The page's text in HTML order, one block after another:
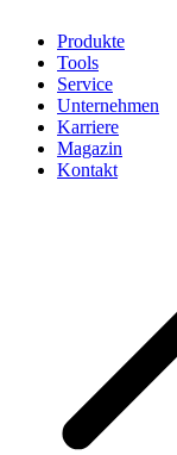
Produkte
Tools
Service
Unternehmen
Karriere
Magazin
Kontakt